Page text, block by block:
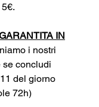
IN
i nostri
se concludi
del giorno
72h)